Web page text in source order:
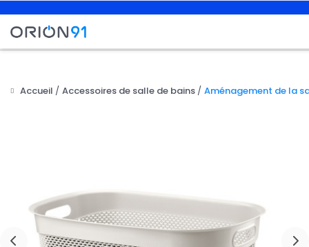
Accueil Accessoires de salle de bains Aménagement de la